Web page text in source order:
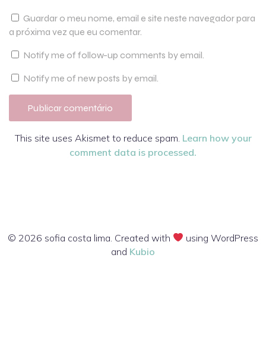
Guardar o meu nome, email e site neste navegador para
a próxima vez que eu comentar.
Notify me of follow-up comments by email.
Notify me of new posts by email.
This site uses Akismet to reduce spam. Learn how your
comment data is processed.
© 2026 sofia costa lima. Created with
using WordPress
and Kubio